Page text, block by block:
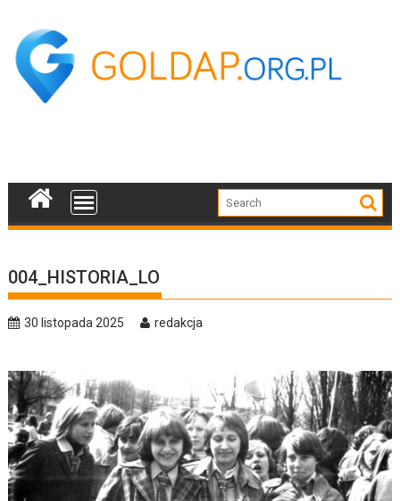
content
004_HISTORIA_LO
30 listopada 2025 redakcja